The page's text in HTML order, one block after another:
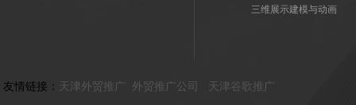
三维展示建模与动画
友情链接： 天津外贸推广 外贸推广公司 天津谷歌推广